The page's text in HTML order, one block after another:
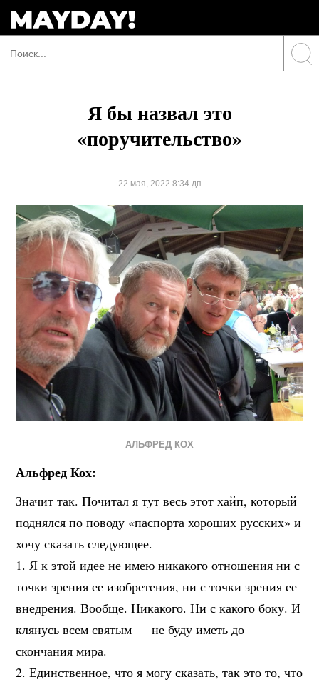
Я бы назвал это
«поручительство»
22 мая, 2022 8:34 дп
АЛЬФРЕД КОХ
Альфред Кох:
Значит так. Почитал я тут весь этот хайп, который
поднялся по поводу «паспорта хороших русских» и
хочу сказать следующее.
1. Я к этой идее не имею никакого отношения ни с
точки зрения ее изобретения, ни с точки зрения ее
внедрения. Вообще. Никакого. Ни с какого боку. И
клянусь всем святым — не буду иметь до
скончания мира.
2. Единственное, что я могу сказать, так это то, что